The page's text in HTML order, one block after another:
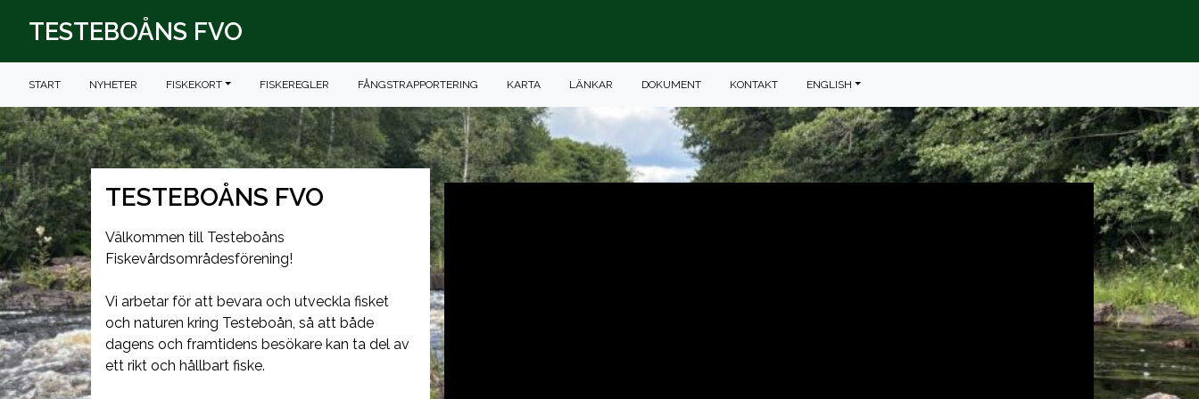
TESTEBOÅNS FVO
START NYHETER FISKEKORT FISKEREGLER FÅNGSTRAPPORTERING KARTA LÄNKAR DOKUMENT KONTAKT ENGLISH
TESTEBOÅNS FVO
Välkommen till Testeboåns
Fiskevårdsområdesförening!
Vi arbetar för att bevara och utveckla fisket
och naturen kring Testeboån, så att både
dagens och framtidens besökare kan ta del av
ett rikt och hållbart fiske.